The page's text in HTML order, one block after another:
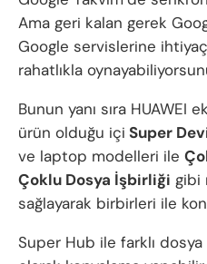
Ama geri kalan gerek
Google servislerine
rahatlıkla
Bunun yanı sıra HUAWEI
ürün olduğu içi Super
ve laptop modelleri ile
Çoklu Dosya İşbirliği gibi
sağlayarak birbirleri ile
Super Hub ile farklı dosya